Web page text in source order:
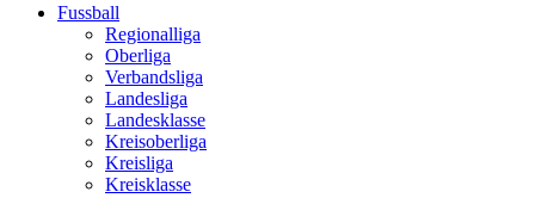
Fussball
Regionalliga
Oberliga
Verbandsliga
Landesliga
Landesklasse
Kreisoberliga
Kreisliga
Kreisklasse